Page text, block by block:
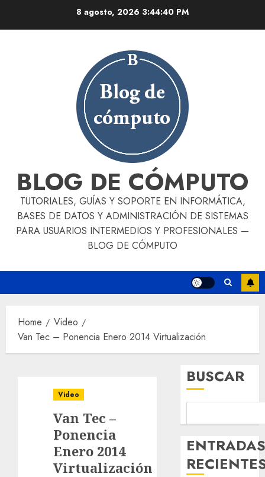
8 agosto, 20263:44:41 PM
BLOG DE CÓMPUTO
TUTORIALES, GUÍAS Y SOPORTE EN INFORMÁTICA,
BASES DE DATOS Y ADMINISTRACIÓN DE SISTEMAS
PARA USUARIOS INTERMEDIOS Y PROFESIONALES —
BLOG DE CÓMPUTO
Home
Video
Van Tec – Ponencia Enero 2014 Virtualización
Video
Van Tec –
Ponencia
Enero 2014
Virtualización
BUSCAR